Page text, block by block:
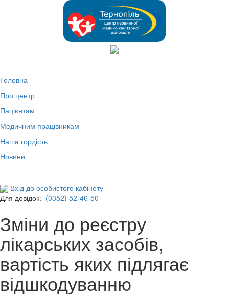
Головна
Про центр
Пацієнтам
Медичним працівникам
Наша гордість
Новини
Вхід до особистого кабінету
Для довідок: (0352) 52-46-50
Зміни до реєстру
лікарських засобів,
вартість яких підлягає
відшкодуванню